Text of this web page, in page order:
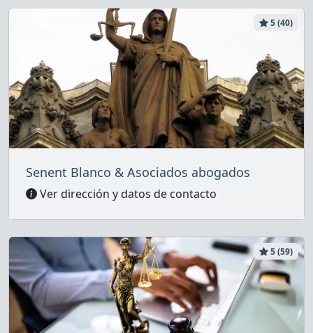
5 (40)
Senent Blanco & Asociados abogados
Ver dirección y datos de contacto
5 (59)